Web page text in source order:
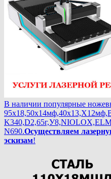
В наличии популярные
N690.Осуществляем
эскизам!